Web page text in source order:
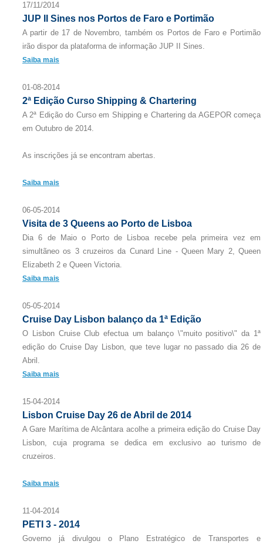
17/11/2014
JUP II Sines nos Portos de Faro e Portimão
A partir de 17 de Novembro, também os Portos de Faro e Portimão
irão dispor da plataforma de informação JUP II Sines.
Saiba mais
01-08-2014
2ª Edição Curso Shipping & Chartering
A 2ª Edição do Curso em Shipping e Chartering da AGEPOR começa
em Outubro de 2014.
As inscrições já se encontram abertas.
Saiba mais
06-05-2014
Visita de 3 Queens ao Porto de Lisboa
Dia 6 de Maio o Porto de Lisboa recebe pela primeira vez em
simultãneo os 3 cruzeiros da Cunard Line - Queen Mary 2, Queen
Elizabeth 2 e Queen Victoria.
Saiba mais
05-05-2014
Cruise Day Lisbon balanço da 1ª Edição
O Lisbon Cruise Club efectua um balanço \"muito positivo\" da 1ª
edição do Cruise Day Lisbon, que teve lugar no passado dia 26 de
Abril.
Saiba mais
15-04-2014
Lisbon Cruise Day 26 de Abril de 2014
A Gare Marítima de Alcântara acolhe a primeira edição do Cruise Day
Lisbon, cuja programa se dedica em exclusivo ao turismo de
cruzeiros.
Saiba mais
11-04-2014
PETI 3 - 2014
Governo já divulgou o Plano Estratégico de Transportes e